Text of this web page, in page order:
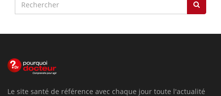
Le site santé de référence avec chaque jour toute l'actualité